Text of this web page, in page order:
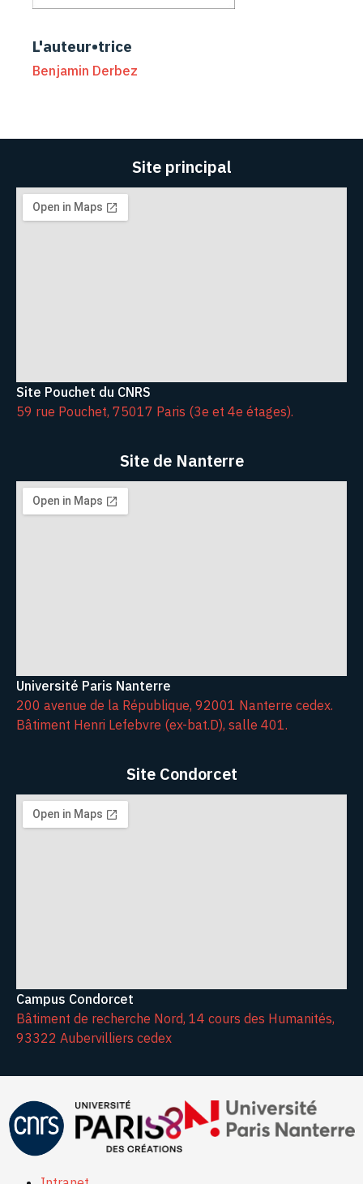
L'auteur•trice
Benjamin Derbez
Site principal
Site Pouchet du CNRS
59 rue Pouchet, 75017 Paris (3e et 4e étages).
Site de Nanterre
Université Paris Nanterre
200 avenue de la République, 92001 Nanterre cedex.
Bâtiment Henri Lefebvre (ex-bat.D), salle 401.
Site Condorcet
Campus Condorcet
Bâtiment de recherche Nord, 14 cours des Humanités,
93322 Aubervilliers cedex